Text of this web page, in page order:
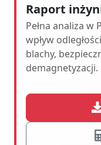
Raport
Pełna analiza w
wpływ
blachy,
demagnetyzacji.